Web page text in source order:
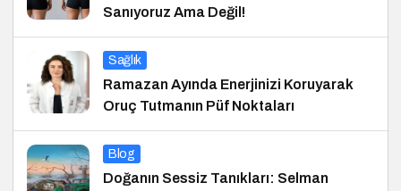
Sanıyoruz Ama Değil!
Sağlık
Ramazan Ayında Enerjinizi Koruyarak
Oruç Tutmanın Püf Noktaları
Blog
Doğanın Sessiz Tanıkları: Selman